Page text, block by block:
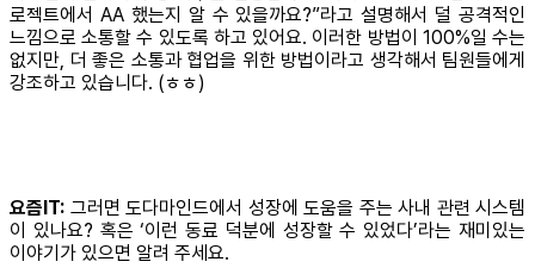
로젝트에서 AA 했는지 알 수 있을까요?”라고 설명해서 덜 공격적인
느낌으로 소통할 수 있도록 하고 있어요. 이러한 방법이 100%일 수는
없지만, 더 좋은 소통과 협업을 위한 방법이라고 생각해서 팀원들에게
강조하고 있습니다. (ㅎㅎ)
요즘IT: 그러면 도다마인드에서 성장에 도움을 주는 사내 관련 시스템
이 있나요? 혹은 ‘이런 동료 덕분에 성장할 수 있었다’라는 재미있는
이야기가 있으면 알려 주세요.